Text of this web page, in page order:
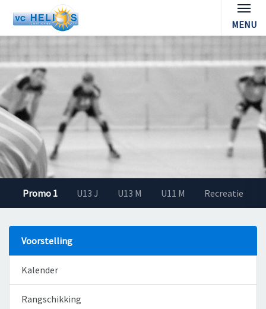
MENU
Promo 1 U13 J U13 M U11 M Recreatie
Voorstelling
Kalender
Rangschikking